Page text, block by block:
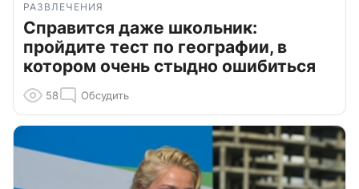
РАЗВЛЕЧЕНИЯ
Справится даже школьник:
пройдите тест по географии, в
котором очень стыдно ошибиться
58 Обсудить